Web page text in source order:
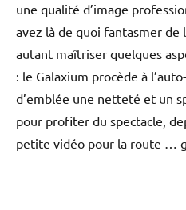
une qualité d’image
avez là de quoi fantasmer de
autant maîtriser quelques
: le Galaxium procède à
d’emblée une netteté et un
pour profiter du spectacle,
petite vidéo pour la route …